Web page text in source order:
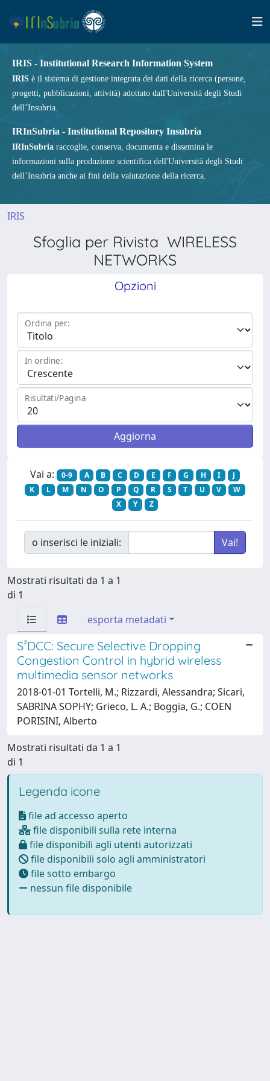
IRIS - Institutional Research Information System
IRIS è il sistema di gestione integrata dei dati della ricerca (persone,
progetti, pubblicazioni, attività) adottato dall'Università degli Studi
dell’Insubria.
IRInSubria - Institutional Repository Insubria
IRInSubria raccoglie, conserva, documenta e dissemina le
informazioni sulla produzione scientifica dell'Università degli Studi
dell’Insubria anche ai fini della valutazione della ricerca.
IRIS
Sfoglia per Rivista WIRELESS
NETWORKS
Opzioni
Ordina per:
In ordine:
Risultati/Pagina
Vai a: 0-9 A B C D E F G H I
J
K
L M N O P Q R S T U V
W
X
Y Z
o inserisci le iniziali:
Mostrati risultati da 1 a 1
di 1
esporta metadati
S²DCC: Secure Selective Dropping
Congestion Control in hybrid wireless
multimedia sensor networks
2018-01-01 Tortelli, M.; Rizzardi, Alessandra; Sicari,
SABRINA SOPHY; Grieco, L. A.; Boggia, G.; COEN
PORISINI, Alberto
Mostrati risultati da 1 a 1
di 1
Legenda icone
file ad accesso aperto
file disponibili sulla rete interna
file disponibili agli utenti autorizzati
file disponibili solo agli amministratori
file sotto embargo
nessun file disponibile